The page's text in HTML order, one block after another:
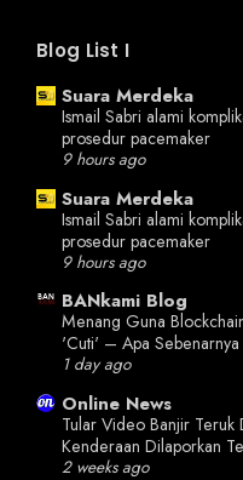
Blog List I
Suara Merdeka
Ismail Sabri alami
prosedur pacemaker
9 hours ago
Suara Merdeka
Ismail Sabri alami
prosedur pacemaker
9 hours ago
BANkami Blog
Menang Guna
'Cuti' – Apa Sebenarnya
1 day ago
Online News
Tular Video Banjir
Kenderaan Dilaporkan
2 weeks ago